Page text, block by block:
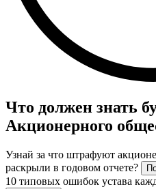
Что должен знать
Акционерного
Узнай за что штрафуют
раскрыли в годовом отчете?
10 типовых ошибок устава